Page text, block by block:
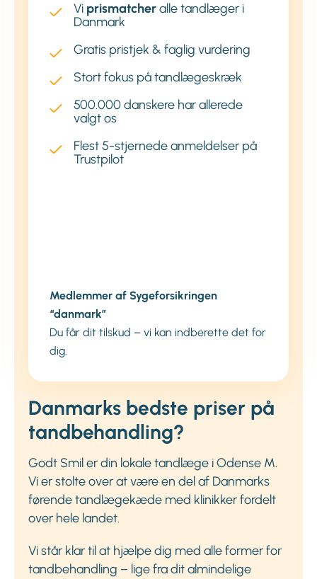
Vi prismatcheralle tandlæger i
Danmark
Gratis pristjek & faglig vurdering
Stort fokus på tandlægeskræk
500.000 danskere har allerede
valgt os
Flest 5-stjernede anmeldelser på
Trustpilot
Medlemmer af Sygeforsikringen
“danmark”
Du får dit tilskud – vi kan indberette det for
dig.
Danmarks bedste priser på
tandbehandling?
Godt Smil er din lokale tandlæge i Odense M.
Vi er stolte over at være en del af Danmarks
førende tandlægekæde med klinikker fordelt
over hele landet.
Vi står klar til at hjælpe dig med alle former for
tandbehandling – lige fra dit almindelige